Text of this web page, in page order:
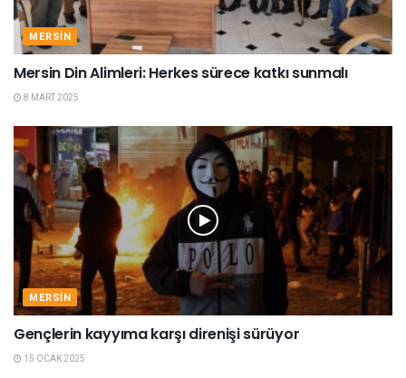
MERSIN
Mersin Din Alimleri: Herkes sürece katkı sunmalı
8 MART 2025
MERSIN
Gençlerin kayyıma karşı direnişi sürüyor
15 OCAK 2025